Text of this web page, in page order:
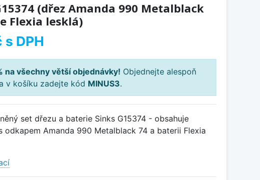
(dřez Amanda 990 Metalblack
Flexia lesklá)
s DPH
na všechny větší objednávky! Objednejte alespoň
v košíku zadejte kód MINUS3.
set dřezu a baterie Sinks G15374 - obsahuje
odkapem Amanda 990 Metalblack 74 a baterii Flexia